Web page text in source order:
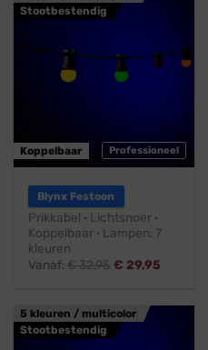
Stootbestendig
Professioneel
Koppelbaar
Blynx Festoon
Prikkabel · Lichtsnoer ·
Koppelbaar · Lampen: 7
kleuren
Vanaf:€32,95 € 29,95
5 kleuren / multicolor
Stootbestendig